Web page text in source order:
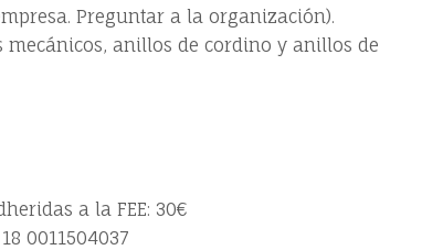
Preguntar a la organización).
mecánicos, anillos de cordino y anillos de
a la FEE: 30€
0011504037